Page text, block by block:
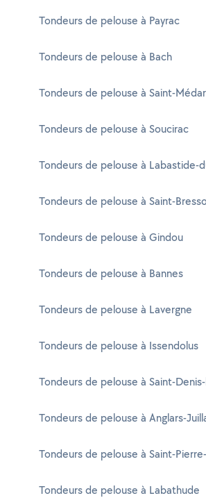
Tondeurs de pelouse à Payrac
Tondeurs de pelouse à Bach
Tondeurs de pelouse à Saint-
Tondeurs de pelouse à Soucirac
Tondeurs de pelouse à Labastide-
Tondeurs de pelouse à Saint-
Tondeurs de pelouse à Gindou
Tondeurs de pelouse à Bannes
Tondeurs de pelouse à Lavergne
Tondeurs de pelouse à Issendolus
Tondeurs de pelouse à Saint-
Tondeurs de pelouse à Anglars-
Tondeurs de pelouse à Saint-
Tondeurs de pelouse à Labathude